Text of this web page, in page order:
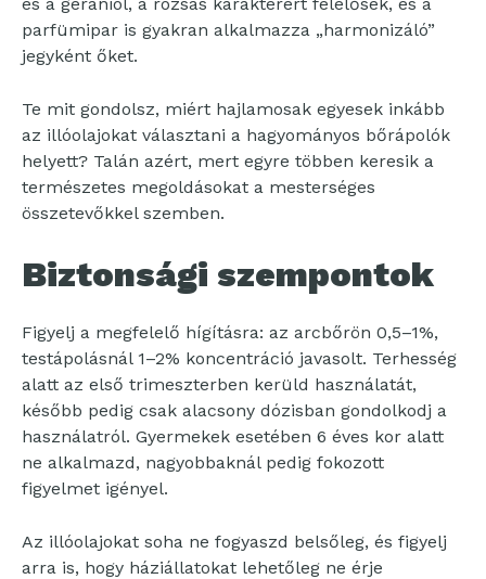
parfümipar is gyakran alkalmazza „harmonizáló”
jegyként őket.
Te mit gondolsz, miért hajlamosak egyesek inkább
az illóolajokat választani a hagyományos bőrápolók
helyett? Talán azért, mert egyre többen keresik a
természetes megoldásokat a mesterséges
összetevőkkel szemben.
Biztonsági szempontok
Figyelj a megfelelő hígításra: az arcbőrön 0,5–1%,
testápolásnál 1–2% koncentráció javasolt. Terhesség
alatt az első trimeszterben kerüld használatát,
később pedig csak alacsony dózisban gondolkodj a
használatról. Gyermekek esetében 6 éves kor alatt
ne alkalmazd, nagyobbaknál pedig fokozott
figyelmet igényel.
Az illóolajokat soha ne fogyaszd belsőleg, és figyelj
arra is, hogy háziállatokat lehetőleg ne érje